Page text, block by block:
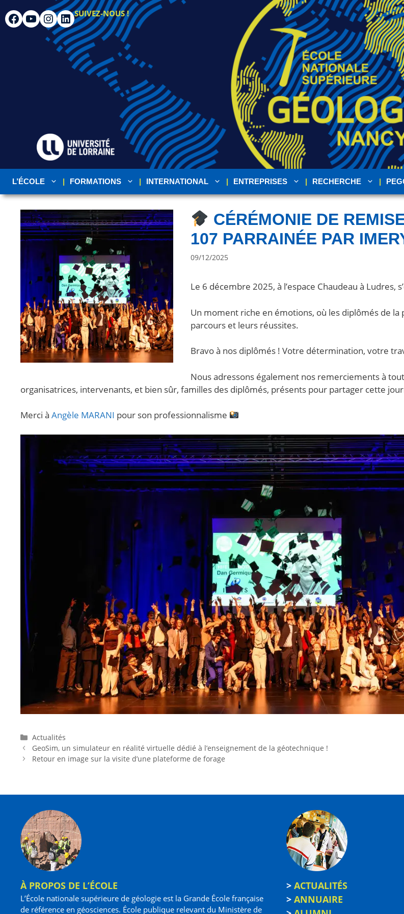
SUIVEZ-NOUS !
L’ÉCOLE FORMATIONS INTERNATIONAL ENTREPRISES RECHERCHE
CÉRÉMONIE DE
107 PARRAINÉE PAR
09/12/2025
Le 6 décembre 2025, à l’espace Chaudeau à
Un moment riche en émotions, où les diplômés de
parcours et leurs réussites.
Bravo à nos diplômés ! Votre détermination, votre
Nous adressons également nos remerciements à
organisatrices, intervenants, et bien sûr, familles des diplômés, présents pour partager cette
Merci à Angèle MARANI pour son professionnalisme
Actualités
GeoSim, un simulateur en réalité virtuelle dédié à l’enseignement de la géotechnique !
Retour en image sur la visite d’une plateforme de forage
À PROPOS DE L’ÉCOLE
L’École nationale supérieure de géologie est la Grande École française
de référence en géosciences. École publique relevant du Ministère de
>ACTUALITÉS
>ANNUAIRE